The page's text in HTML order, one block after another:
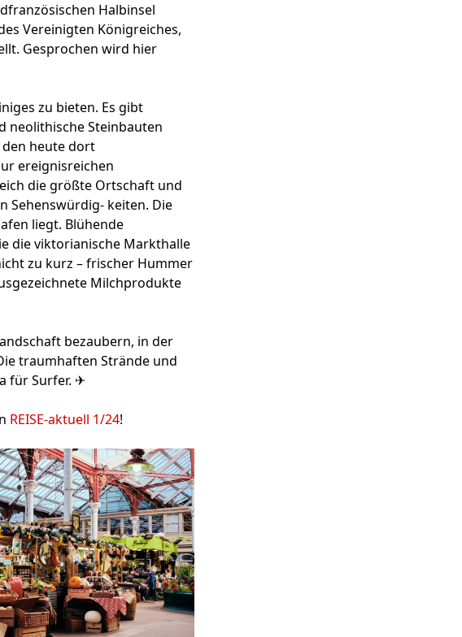
Halbinsel
Vereinigten Königreiches,
Gesprochen wird hier
zu bieten. Es gibt
neolithische Steinbauten
heute dort
ereignisreichen
die größte Ortschaft und
Sehenswürdig- keiten. Die
liegt. Blühende
die viktorianische Markthalle
zu kurz – frischer Hummer
Milchprodukte
bezaubern, in der
traumhaften Strände und
für Surfer. ✈
REISE-aktuell 1/24!